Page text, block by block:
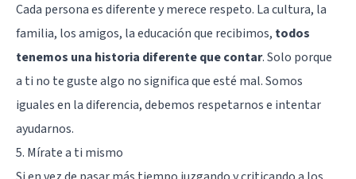
Cada persona es diferente y merece respeto. La cultura, la
familia, los amigos, la educación que recibimos, todos
tenemos una historia diferente que contar. Solo porque
a ti no te guste algo no significa que esté mal. Somos
iguales en la diferencia, debemos respetarnos e intentar
ayudarnos.
5. Mírate a ti mismo